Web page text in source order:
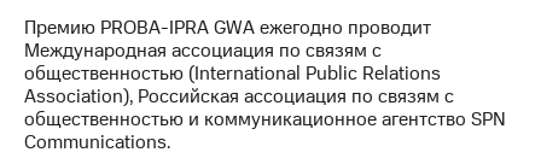
Премию PROBA-IPRA GWA ежегодно проводит
Международная ассоциация по связям с
общественностью (International Public Relations
Association), Российская ассоциация по связям с
общественностью и коммуникационное агентство SPN
Communications.